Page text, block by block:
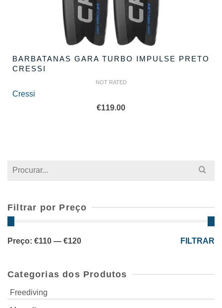
BARBATANAS GARA TURBO IMPULSE PRETO
CRESSI
NOT RATED
Cressi
€119.00
Search
Filtrar por Preço
Preço
Preço
FILTRAR
Preço: €110 — €120
Categorias dos Produtos
Freediving